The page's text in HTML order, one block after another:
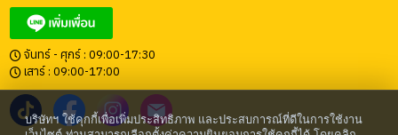
จันทร์ - ศุกร์ : 09:00-17:30
เสาร์ : 09:00-17:00
บริษัทฯ ใช้คุกกี้เพื่อเพิ่มประสิทธิภาพ และประสบการณ์ที่ดีในการใช้งาน